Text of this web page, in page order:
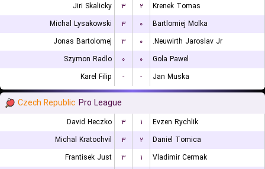
Jiri Skalicky
۳ ۲
Krenek Tomas
Michal Lysakowski
۳ ۰
Bartlomiej Molka
Jonas Bartolomej
۳ ۰
Neuwirth Jaroslav Jr.
Szymon Radlo
۰ ۰
Gola Pawel
Karel Filip
- - Jan Muska
Czech Republic Pro League
David Heczko ۳ ۱
Evzen Rychlik
Michal Kratochvil
۳ ۲
Daniel Tomica
Frantisek Just
۳ ۱
Vladimir Cermak